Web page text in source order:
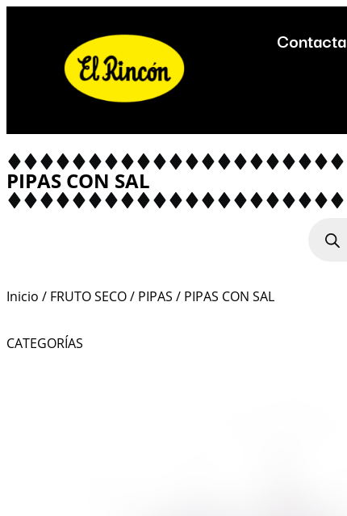
Contacta
PIPAS CON SAL
Inicio / FRUTO SECO/ PIPAS / PIPAS CON SAL
CATEGORÍAS